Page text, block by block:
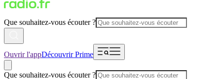
Que souhaitez-vous écouter ?
Ouvrir l'appDécouvrir Prime
Que souhaitez-vous écouter ?